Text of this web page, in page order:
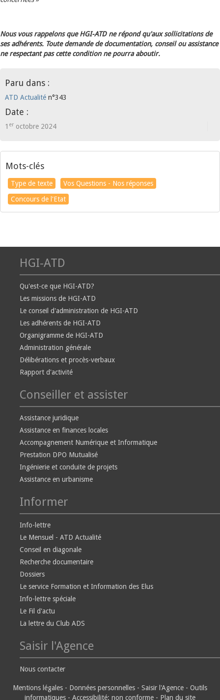
Nous vous rappelons que HGI-ATD ne répond qu'aux sollicitations de
ses adhérents. Toute demande de documentation, conseil ou assistance
ne respectant pas cette condition ne pourra aboutir.
Paru dans :
ATD Actualité n°343
Date :
1 er octobre 2024
Mots-clés
Type de texte
Vos Questions - Nos réponses
Concours de l'Etat
HGI-ATD
Qu'est-ce que HGI-ATD?
Les missions de HGI-ATD
Le conseil d'administration de HGI-ATD
Les adhérents de HGI-ATD
Organigramme de HGI-ATD
Administration générale
Délibérations et procès-verbaux
Rapport d'activité
Conseiller et assister
Assistance juridique
Assistance en finances locales
Accompagnement Numérique et Informatique
Prestation DPO Mutualisé
Ingénierie et conduite de projets
Assistance en urbanisme
Informer
Info-lettre
Le Mensuel - ATD Actualité
Conseil en diagonale
Recherche documentaire
Dossiers
Le service Formation et Information des Elus
Info-lettre spéciale
Le Fil d'actu
La lettre du Club ADS
Saisir l'Agence
Nous contacter
Mentions légales - Données personnelles - Saisir l'Agence - Outils
informatiques - Accessibilité: non conforme - Plan du site